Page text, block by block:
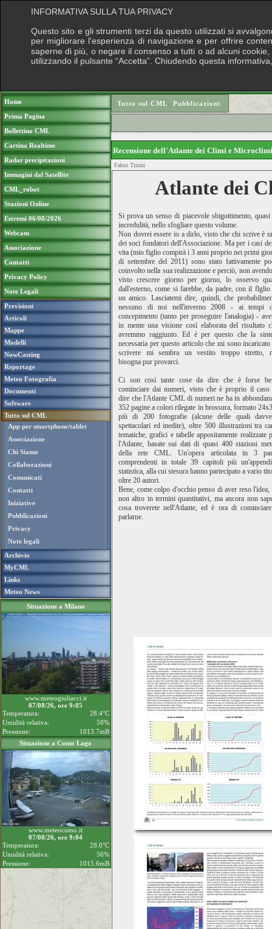
Home
Prima Pagina
Bollettino CML
Cartina Realtime
Radar precipitazioni
Immagini dal Satellite
CML_robot
Stazioni Online
Estremi 06/08/2026
Webcam
Associazione
Contatti
Privacy Policy
Note Legali
Previsioni
Articoli
Mappe
Modelli
NowCasting
Reportage
Meteo Fotografia
Documenti
Software
Tutto sul CML
App per smartphone/tablet
Associazione
Chi Siamo
Collaborazioni
Comunicati
Contatti
Iniziative
Pubblicazioni
Privacy
Note legali
Archivio
MyCML
Links
Meteo News
Situazione a Milano
www.meteogiuliacci.it
07/08/26, ore 9:05
Temperatura:
28.4°C
Umidità relativa:
58%
Pressione:
1013.7mB
Situazione a Como Lago
www.meteocomo.it
07/08/26, ore 9:04
Temperatura:
28.0°C
Umidità relativa:
56%
Pressione:
1015.6mB
Tutto sul CML› Pubblicazioni
Recensione dell'Atlante dei Climi e
Fabio Tironi
Atlante dei
Si prova un senso di piacevole sbigottimento,
incredulità, nello sfogliare questo volume.
Non dovrei essere io a dirlo, visto che chi scrive è
dei soci fondatori dell'Associazione. Ma per i casi
vita (mio figlio compirà i 3 anni proprio nei primi
di settembre del 2011) sono stato fattivamente
coinvolto nella sua realizzazione e perciò, non
visto crescere giorno per giorno, lo osservo
dall'esterno, come si farebbe, da padre, con il
un amico. Lasciatemi dire, quindi, che
nessuno di noi nell'inverno 2008 - ai tempi
concepimento (tanto per proseguire l'analogia) -
in mente una visione così elaborata del risultato
avremmo raggiunto. Ed è per questo che la
necessaria per questo articolo che mi sono
scrivere mi sembra un vestito troppo stretto,
bisogna pur provarci.
Ci son così tante cose da dire che è forse
cominciare dai numeri, visto che è proprio il caso
dire che l'Atlante CML di numeri ne ha in
352 pagine a colori rilegate in brossura, formato
più di 200 fotografie (alcune delle quali
spettacolari ed inedite), oltre 500 illustrazioni tra
tematiche, grafici e tabelle appositamente realizzate
l'Atlante, basate sui dati di quasi 400 stazioni
della rete CML. Un'opera articolata in 3
comprendenti in totale 39 capitoli più
statistica, alla cui stesura hanno partecipato a vario
oltre 20 autori.
Bene, come colpo d'occhio penso di aver reso l'idea,
non altro in termini quantitativi, ma ancora non
cosa troverete nell'Atlante, ed è ora di
parlarne.
INFORMATIVA SULLA TUA PRIVACY
Questo sito e gli strumenti terzi da questo utilizzati si
per migliorare l'esperienza di navigazione e per offrire
saperne di più, o negare il consenso a tutti o ad alcuni
utilizzando il pulsante “Accetta”. Chiudendo questa